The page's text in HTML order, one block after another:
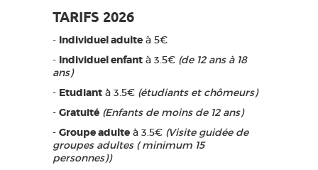
TARIFS 2026
- Individuel adulte à 5€
- Individuel enfant à 3.5€ (de 12 ans à 18
ans)
- Etudiant à 3.5€ (étudiants et chômeurs)
- Gratuité (Enfants de moins de 12 ans)
- Groupe adulte à 3.5€ (Visite guidée de
groupes adultes ( minimum 15
personnes))